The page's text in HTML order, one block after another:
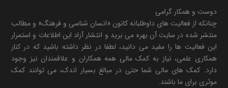
دوست و همکار گرامی
چنانکه از فعالیت های داوطلبانه کانون «انسان شناسی و فرهنگ» و مطالب
منتشر شده در سایت آن بهره می برید و انتشار آزاد این اطلاعات و استمرار
این فعالیت ها را مفید می دانید، لطفا در نظر داشته باشید که در کنار
همکاری علمی، نیاز به کمک مالی همه همکاران و علاقمندان نیز وجود
دارد. کمک های مالی شما حتی در مبالغ بسیار اندک، می توانند کمک
موثری برای ما باشند.